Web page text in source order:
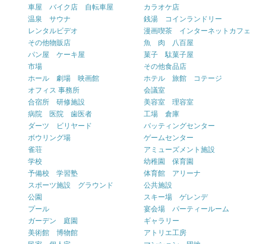
車屋 バイク店 自転車屋
カラオケ店
温泉 サウナ
銭湯 コインランドリー
レンタルビデオ
漫画喫茶 インターネットカフェ
その他物販店
魚 肉 八百屋
パン屋 ケーキ屋
菓子 駄菓子屋
市場
その他食品店
ホール 劇場 映画館
ホテル 旅館 コテージ
オフィス 事務所
会議室
合宿所 研修施設
美容室 理容室
病院 医院 歯医者
工場 倉庫
ダーツ ビリヤード
バッティングセンター
ボウリング場
ゲームセンター
雀荘
アミューズメント施設
学校
幼稚園 保育園
予備校 学習塾
体育館 アリーナ
スポーツ施設 グラウンド
公共施設
公園
スキー場 ゲレンデ
プール
宴会場 パーティールーム
ガーデン 庭園
ギャラリー
美術館 博物館
アトリエ工房